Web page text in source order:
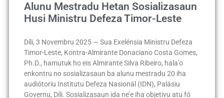
Alunu Mestradu Hetan Sosializasaun
Husi Ministru Defeza Timor-Leste
Díli, 3 Novembru 2025 — Sua Exelénsia Ministru Defeza
Timor-Leste, Kontra-Almirante Donaciano Costa Gomes,
Ph.D., hamutuk ho eis Almirante Silva Ribeiro, hala’o
enkontru no sosializasaun ba alunu mestradu 20 iha
audiótoriu Institutu Defeza Nasionál (IDN), Palásiu
Governu, Díli. Sosializasaun ida ne’e iha objetivu atu fó